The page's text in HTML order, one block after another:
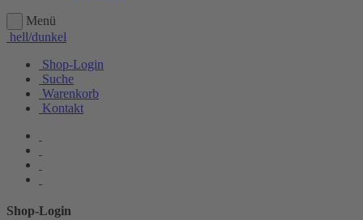
Menü
hell/dunkel
Shop-Login
Suche
Warenkorb
Kontakt
Shop-Login